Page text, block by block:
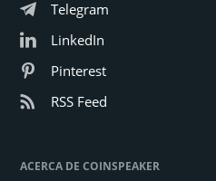
Telegram
LinkedIn
Pinterest
RSS Feed
ACERCA DE COINSPEAKER